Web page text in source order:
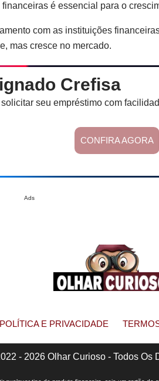
é essencial para o
com as instituições
mas cresce no mercado.
Crefisa
seu empréstimo com
CONFIRA AGORA
Ads
POLÍTICA E PRIVACIDADE
- 2026 Olhar Curioso - Todos Os